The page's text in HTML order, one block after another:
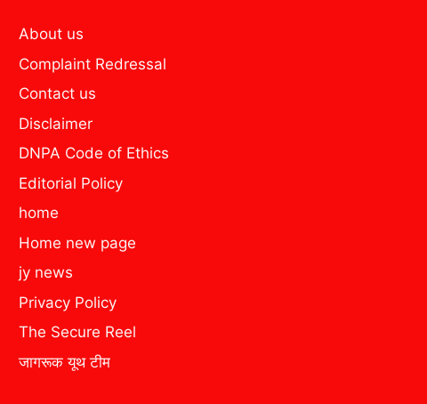
About us
Complaint Redressal
Contact us
Disclaimer
DNPA Code of Ethics
Editorial Policy
home
Home new page
jy news
Privacy Policy
The Secure Reel
जागरूक यूथ टीम